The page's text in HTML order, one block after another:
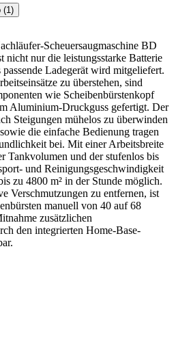
(1)
Scheuersaugmaschine BD
nicht nur die leistungsstarke Batterie
Ladegerät wird mitgeliefert.
zu überstehen, sind
wie Scheibenbürstenkopf
Aluminium-Druckguss gefertigt. Der
Steigungen mühelos zu überwinden
die einfache Bedienung tragen
bei. Mit einer Arbeitsbreite
Tankvolumen und der stufenlos bis
und Reinigungsgeschwindigkeit
zu 4800 m² in der Stunde möglich.
Verschmutzungen zu entfernen, ist
manuell von 40 auf 68
zusätzlichen
den integrierten Home-Base-